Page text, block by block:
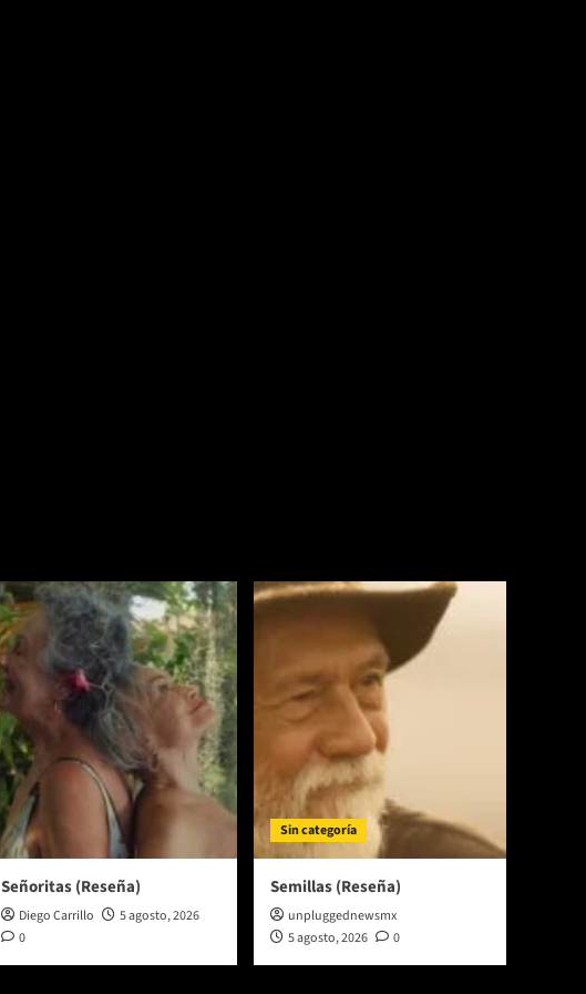
Señoritas (Reseña)
Diego Carrillo
5 agosto, 2026
0
Sin categoría
Semillas (Reseña)
unpluggednewsmx
5 agosto, 2026
0